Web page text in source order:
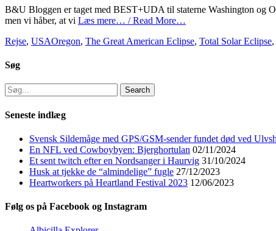
B&U Bloggen er taget med BEST+UDA til staterne Washington og
men vi håber, at vi Læs mere… / Read More…
Categories
Rejse, USATags
Oregon, The Great American Eclipse, Total Solar Eclipse,
Søg
Search
for:
Seneste indlæg
Svensk Sildemåge med GPS/GSM-sender fundet død ved
En NFL ved Cowboybyen: Bjerghortulan 02/11/2024
Et sent twitch efter en Nordsanger i Haurvig 31/10/2024
Husk at tjekke de “almindelige” fugle 27/12/2023
Heartworkers på Heartland Festival 2023 12/06/2023
Følg os på Facebook og Instagram